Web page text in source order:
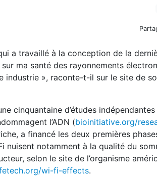
nocives
90 % moins de
a travaillé à la conception de la
ma santé des rayonnements
industrie », raconte-t-il sur le site de
cinquantaine d’études
l’ADN (bioinitiative.org/
a financé les deux premières
nuisent notamment à la qualité du
selon le site de l’organisme
wi-fi-effects.